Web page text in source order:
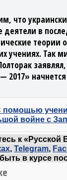
что
деятели в
теории
учениях. Так
2017»
помощью
войне с
к «Русской
, Telegram,
в курсе